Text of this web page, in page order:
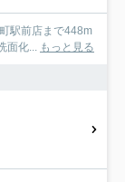
駅前店まで448m
面化... もっと見る